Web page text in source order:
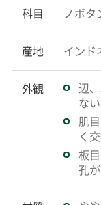
科目 ノボタ
産地 インド
外観
辺
な
肌
く
板
孔